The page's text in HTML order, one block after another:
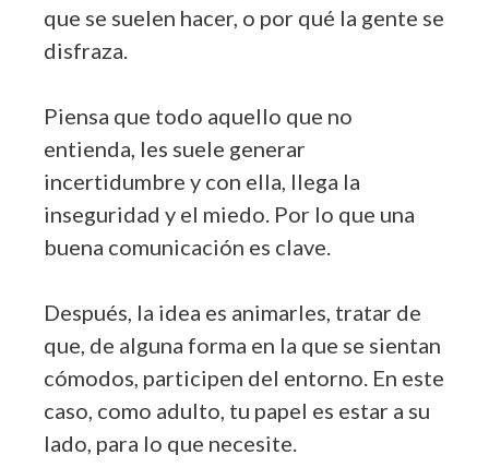
que se suelen hacer, o por qué la gente se
disfraza.
Piensa que todo aquello que no
entienda, les suele generar
incertidumbre y con ella, llega la
inseguridad y el miedo. Por lo que una
buena comunicación es clave.
Después, la idea es animarles, tratar de
que, de alguna forma en la que se sientan
cómodos, participen del entorno. En este
caso, como adulto, tu papel es estar a su
lado, para lo que necesite.